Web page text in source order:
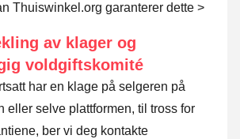
Thuiswinkel.org garanterer dette >
av klager og
voldgiftskomité
har en klage på selgeren på
eller selve plattformen, til tross for
ber vi deg kontakte